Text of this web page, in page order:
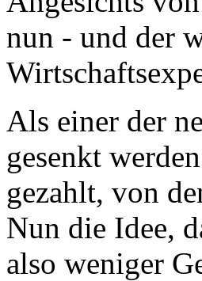
nun - und der
Als einer der
gesenkt
gezahlt, von
Nun die Idee,
also weniger